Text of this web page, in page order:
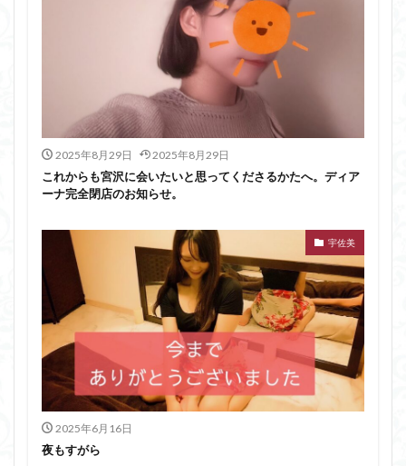
2025年8月29日 2025年8月29日
これからも宮沢に会いたいと思ってくださるかたへ。ディア
ーナ完全閉店のお知らせ。
宇佐美
2025年6月16日
夜もすがら